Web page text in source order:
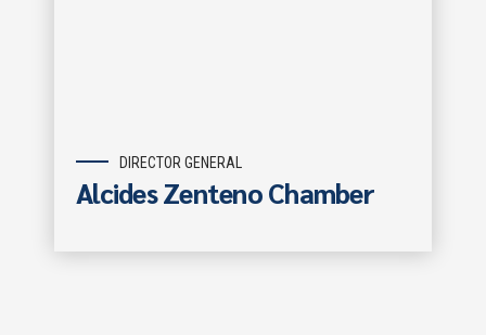
DIRECTOR GENERAL
Alcides Zenteno Chamber